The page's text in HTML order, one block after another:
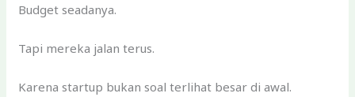
Budget seadanya.
Tapi mereka jalan terus.
Karena startup bukan soal terlihat besar di awal.